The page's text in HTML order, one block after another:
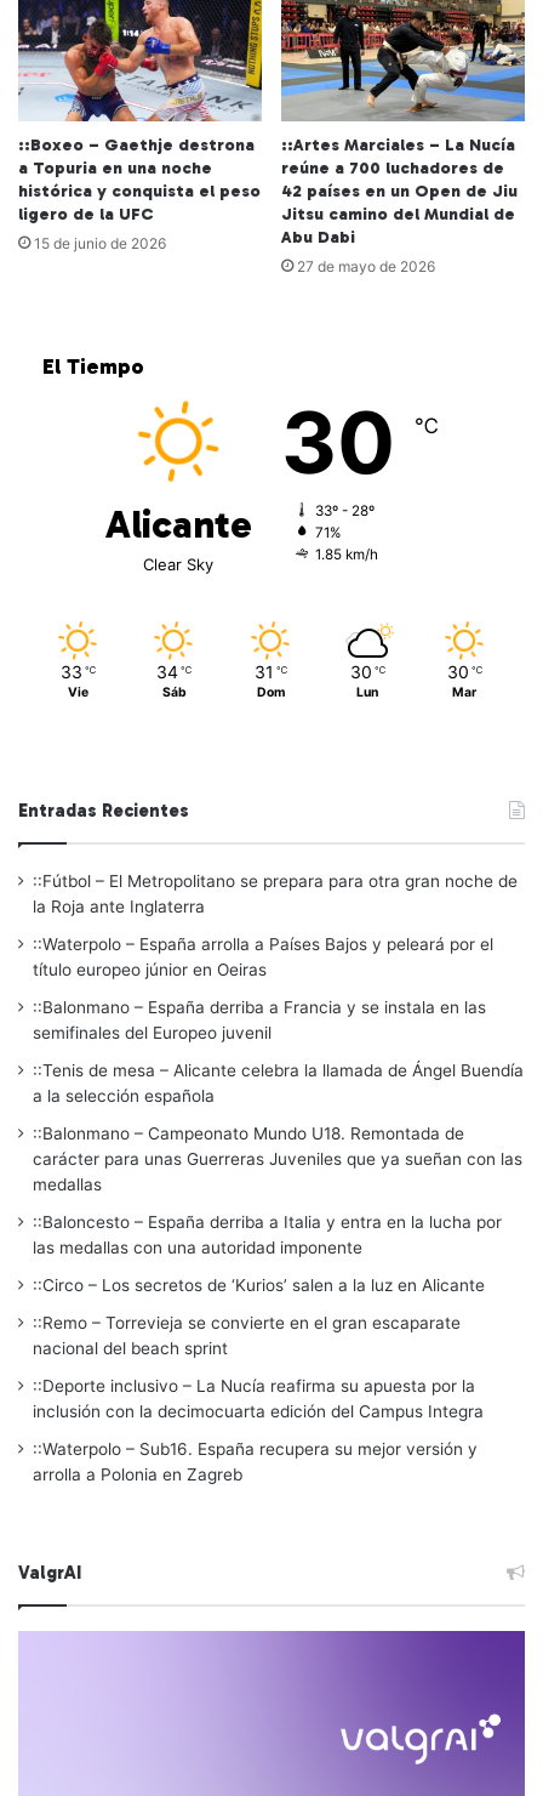
::Boxeo – Gaethje destrona
a Topuria en una noche
histórica y conquista el peso
ligero de la UFC
15 de junio de 2026
::Artes Marciales – La Nucía
reúne a 700 luchadores de
42 países en un Open de Jiu
Jitsu camino del Mundial de
Abu Dabi
27 de mayo de 2026
El Tiempo
Alicante
Clear Sky
30 ℃
33º - 28º
71%
1.85 km/h
33 ℃
Vie
34 ℃
Sáb
31 ℃
Dom
30 ℃
Lun
30 ℃
Mar
Entradas Recientes
::Fútbol – El Metropolitano se prepara para otra gran noche de
la Roja ante Inglaterra
::Waterpolo – España arrolla a Países Bajos y peleará por el
título europeo júnior en Oeiras
::Balonmano – España derriba a Francia y se instala en las
semifinales del Europeo juvenil
::Tenis de mesa – Alicante celebra la llamada de Ángel Buendía
a la selección española
::Balonmano – Campeonato Mundo U18. Remontada de
carácter para unas Guerreras Juveniles que ya sueñan con las
medallas
::Baloncesto – España derriba a Italia y entra en la lucha por
las medallas con una autoridad imponente
::Circo – Los secretos de ‘Kurios’ salen a la luz en Alicante
::Remo – Torrevieja se convierte en el gran escaparate
nacional del beach sprint
::Deporte inclusivo – La Nucía reafirma su apuesta por la
inclusión con la decimocuarta edición del Campus Integra
::Waterpolo – Sub16. España recupera su mejor versión y
arrolla a Polonia en Zagreb
ValgrAI